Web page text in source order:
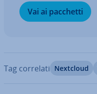
Vai ai pacchetti
Tag correlati Nextcloud